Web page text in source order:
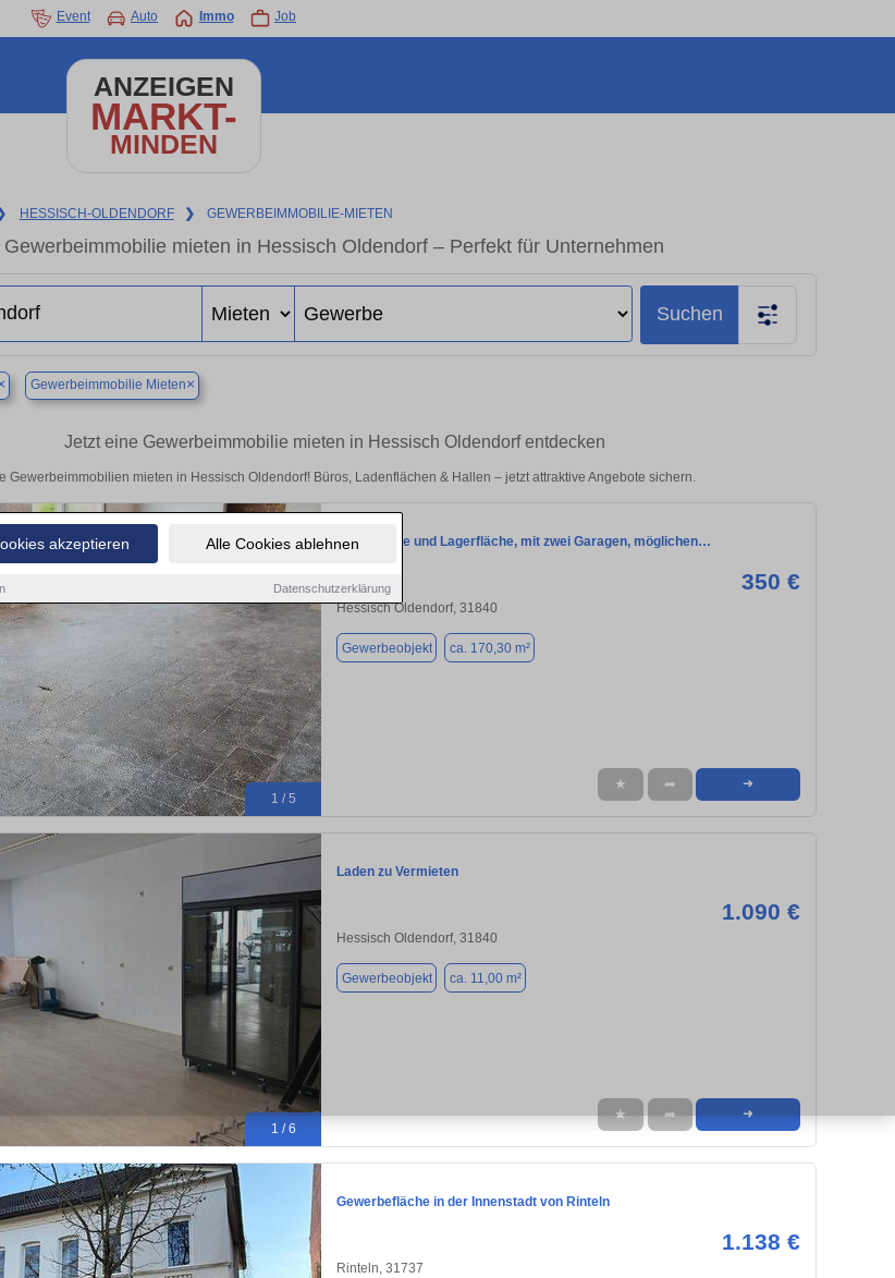
akzeptieren Alle Cookies ablehnen
Datenschutzerklärung
Event Auto Immo Job
ANZEIGEN
MARKT-
MINDEN
HESSISCH-OLDENDORF ❯ GEWERBEIMMOBILIE-MIETEN
Gewerbeimmobilie mieten in Hessisch Oldendorf – Perfekt für Unternehmen
Suchen
Gewerbeimmobilie Mieten×
Jetzt eine Gewerbeimmobilie mieten in Hessisch Oldendorf entdecken
Gewerbeimmobilien mieten in Hessisch Oldendorf! Büros, Ladenflächen & Hallen – jetzt attraktive Angebote sichern.
1 / 5
170m² Halle und Lagerfläche, mit zwei Garagen, möglichen…
350 €
Hessisch Oldendorf, 31840
Gewerbeobjekt ca. 170,30 m²
★ ➦ ➜
1 / 6
Laden zu Vermieten
1.090 €
Hessisch Oldendorf, 31840
Gewerbeobjekt ca. 11,00 m²
★ ➦ ➜
Gewerbefläche in der Innenstadt von Rinteln
1.138 €
Rinteln, 31737